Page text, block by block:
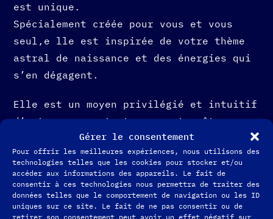
Gérer le consentement
Pour offrir les meilleures expériences, nous utilisons des
technologies telles que les cookies pour stocker et/ou
accéder aux informations des appareils. Le fait de
consentir à ces technologies nous permettra de traiter des
données telles que le comportement de navigation ou les ID
uniques sur ce site. Le fait de ne pas consentir ou de
retirer son consentement peut avoir un effet négatif sur
est unique.
Spécialement créée pour vous et vous
seul,e lle est inspirée de votre thème
astral de naissance et des énergies qui
s’en dégagent.
Elle est un moyen privilégié et intuitif
d’entrer en contact avec votre être
Je vous conseille de l’écouter plusieurs
fois, à différents moments de votre vie.
Elle est un outil précieux qui peut vous
aider à trouver des clés de conscience